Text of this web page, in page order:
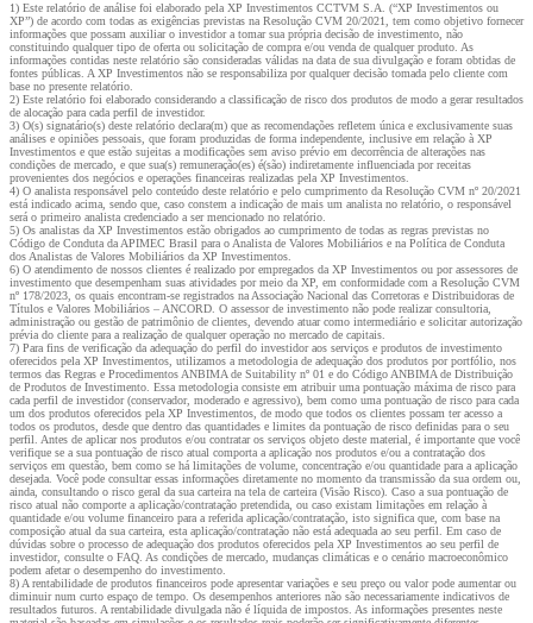
1) Este relatório de análise foi elaborado pela XP Investimentos CCTVM S.A. (“XP Investimentos ou
XP”) de acordo com todas as exigências previstas na Resolução CVM 20/2021, tem como objetivo fornecer
informações que possam auxiliar o investidor a tomar sua própria decisão de investimento, não
constituindo qualquer tipo de oferta ou solicitação de compra e/ou venda de qualquer produto. As
informações contidas neste relatório são consideradas válidas na data de sua divulgação e foram obtidas de
fontes públicas. A XP Investimentos não se responsabiliza por qualquer decisão tomada pelo cliente com
base no presente relatório.
2) Este relatório foi elaborado considerando a classificação de risco dos produtos de modo a gerar resultados
de alocação para cada perfil de investidor.
3) O(s) signatário(s) deste relatório declara(m) que as recomendações refletem única e exclusivamente suas
análises e opiniões pessoais, que foram produzidas de forma independente, inclusive em relação à XP
Investimentos e que estão sujeitas a modificações sem aviso prévio em decorrência de alterações nas
condições de mercado, e que sua(s) remuneração(es) é(são) indiretamente influenciada por receitas
provenientes dos negócios e operações financeiras realizadas pela XP Investimentos.
4) O analista responsável pelo conteúdo deste relatório e pelo cumprimento da Resolução CVM nº 20/2021
está indicado acima, sendo que, caso constem a indicação de mais um analista no relatório, o responsável
será o primeiro analista credenciado a ser mencionado no relatório.
5) Os analistas da XP Investimentos estão obrigados ao cumprimento de todas as regras previstas no
Código de Conduta da APIMEC Brasil para o Analista de Valores Mobiliários e na Política de Conduta
dos Analistas de Valores Mobiliários da XP Investimentos.
6) O atendimento de nossos clientes é realizado por empregados da XP Investimentos ou por assessores de
investimento que desempenham suas atividades por meio da XP, em conformidade com a Resolução CVM
nº 178/2023, os quais encontram-se registrados na Associação Nacional das Corretoras e Distribuidoras de
Títulos e Valores Mobiliários – ANCORD. O assessor de investimento não pode realizar consultoria,
administração ou gestão de patrimônio de clientes, devendo atuar como intermediário e solicitar autorização
prévia do cliente para a realização de qualquer operação no mercado de capitais.
7) Para fins de verificação da adequação do perfil do investidor aos serviços e produtos de investimento
oferecidos pela XP Investimentos, utilizamos a metodologia de adequação dos produtos por portfólio, nos
termos das Regras e Procedimentos ANBIMA de Suitability nº 01 e do Código ANBIMA de Distribuição
de Produtos de Investimento. Essa metodologia consiste em atribuir uma pontuação máxima de risco para
cada perfil de investidor (conservador, moderado e agressivo), bem como uma pontuação de risco para cada
um dos produtos oferecidos pela XP Investimentos, de modo que todos os clientes possam ter acesso a
todos os produtos, desde que dentro das quantidades e limites da pontuação de risco definidas para o seu
perfil. Antes de aplicar nos produtos e/ou contratar os serviços objeto deste material, é importante que você
verifique se a sua pontuação de risco atual comporta a aplicação nos produtos e/ou a contratação dos
serviços em questão, bem como se há limitações de volume, concentração e/ou quantidade para a aplicação
desejada. Você pode consultar essas informações diretamente no momento da transmissão da sua ordem ou,
ainda, consultando o risco geral da sua carteira na tela de carteira (Visão Risco). Caso a sua pontuação de
risco atual não comporte a aplicação/contratação pretendida, ou caso existam limitações em relação à
quantidade e/ou volume financeiro para a referida aplicação/contratação, isto significa que, com base na
composição atual da sua carteira, esta aplicação/contratação não está adequada ao seu perfil. Em caso de
dúvidas sobre o processo de adequação dos produtos oferecidos pela XP Investimentos ao seu perfil de
investidor, consulte o FAQ. As condições de mercado, mudanças climáticas e o cenário macroeconômico
podem afetar o desempenho do investimento.
8) A rentabilidade de produtos financeiros pode apresentar variações e seu preço ou valor pode aumentar ou
diminuir num curto espaço de tempo. Os desempenhos anteriores não são necessariamente indicativos de
resultados futuros. A rentabilidade divulgada não é líquida de impostos. As informações presentes neste